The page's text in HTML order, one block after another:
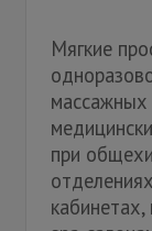
Мягкие
массажных
при